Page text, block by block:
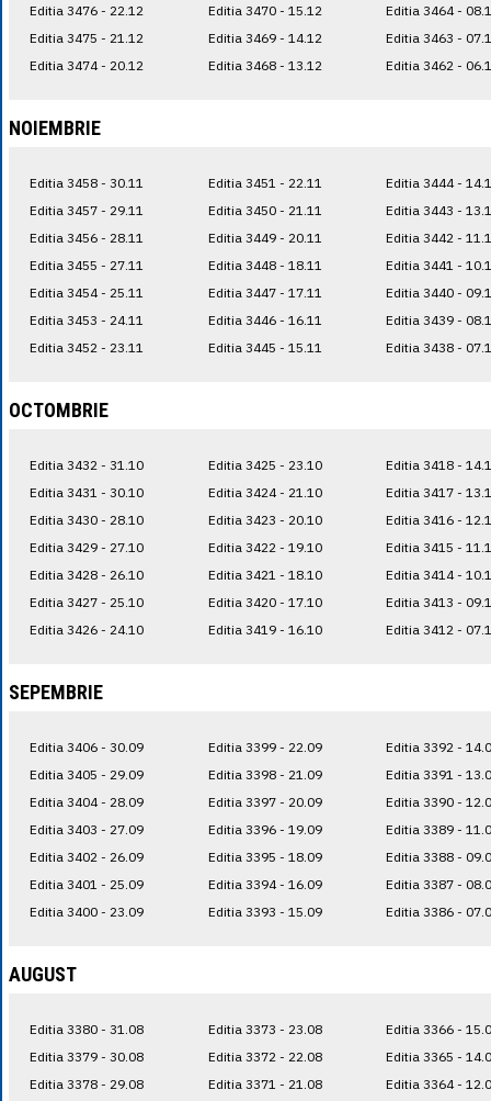
1 RSD= 0.0425
1 RUB= 0.0530
1 TRY= 0.1141
Editia 3476 - 22.12
Editia 3475 - 21.12
Editia 3474 - 20.12
Editia 3470 - 15.12
Editia 3469 - 14.12
Editia 3468 - 13.12
Editia 3464 -
Editia 3463 -
Editia 3462 -
NOIEMBRIE
Editia 3458 - 30.11
Editia 3457 - 29.11
Editia 3456 - 28.11
Editia 3455 - 27.11
Editia 3454 - 25.11
Editia 3453 - 24.11
Editia 3452 - 23.11
Editia 3451 - 22.11
Editia 3450 - 21.11
Editia 3449 - 20.11
Editia 3448 - 18.11
Editia 3447 - 17.11
Editia 3446 - 16.11
Editia 3445 - 15.11
Editia 3444 -
Editia 3443 -
Editia 3442 -
Editia 3441 -
Editia 3440 -
Editia 3439 -
Editia 3438 -
OCTOMBRIE
Editia 3432 - 31.10
Editia 3431 - 30.10
Editia 3430 - 28.10
Editia 3429 - 27.10
Editia 3428 - 26.10
Editia 3427 - 25.10
Editia 3426 - 24.10
Editia 3425 - 23.10
Editia 3424 - 21.10
Editia 3423 - 20.10
Editia 3422 - 19.10
Editia 3421 - 18.10
Editia 3420 - 17.10
Editia 3419 - 16.10
Editia 3418 -
Editia 3417 -
Editia 3416 -
Editia 3415 -
Editia 3414 -
Editia 3413 -
Editia 3412 -
SEPEMBRIE
Editia 3406 - 30.09
Editia 3405 - 29.09
Editia 3404 - 28.09
Editia 3403 - 27.09
Editia 3402 - 26.09
Editia 3401 - 25.09
Editia 3400 - 23.09
Editia 3399 - 22.09
Editia 3398 - 21.09
Editia 3397 - 20.09
Editia 3396 - 19.09
Editia 3395 - 18.09
Editia 3394 - 16.09
Editia 3393 - 15.09
Editia 3392 -
Editia 3391 -
Editia 3390 -
Editia 3389 -
Editia 3388 -
Editia 3387 -
Editia 3386 -
AUGUST
Editia 3380 - 31.08
Editia 3379 - 30.08
Editia 3378 - 29.08
Editia 3373 - 23.08
Editia 3372 - 22.08
Editia 3371 - 21.08
Editia 3366 -
Editia 3365 -
Editia 3364 -